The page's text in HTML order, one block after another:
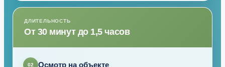
ДЛИТЕЛЬНОСТЬ
От 30 минут до 1,5 часов
02 Осмотр на объекте